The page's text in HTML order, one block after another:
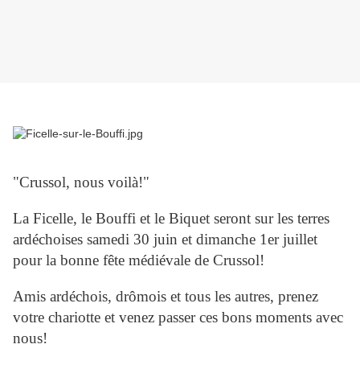
"Crussol, nous voilà!"
La Ficelle, le Bouffi et le Biquet seront sur les terres
ardéchoises samedi 30 juin et dimanche 1er juillet
pour la bonne fête médiévale de Crussol!
Amis ardéchois, drômois et tous les autres, prenez
votre chariotte et venez passer ces bons moments avec
nous!